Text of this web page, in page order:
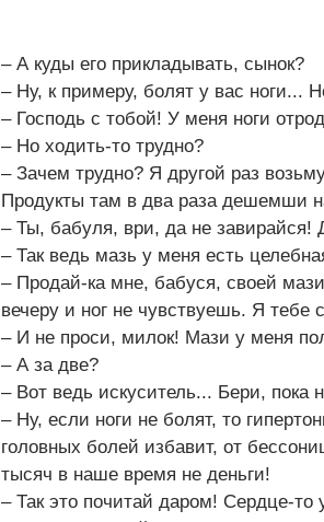
– А куды его прикладывать, сынок?
– Ну, к примеру, болят у вас ноги...
– Господь с тобой! У меня ноги
– Но ходить-то трудно?
– Зачем трудно? Я другой раз
Продукты там в два раза дешемши
– Ты, бабуля, ври, да не завирайся!
– Так ведь мазь у меня есть
– Продай-ка мне, бабуся, своей
вечеру и ног не чувствуешь. Я тебе
– И не проси, милок! Мази у меня
– А за две?
– Вот ведь искуситель... Бери, пока
– Ну, если ноги не болят, то
головных болей избавит, от
тысяч в наше время не деньги!
– Так это почитай даром! Сердце-то